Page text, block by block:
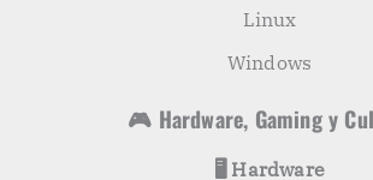
Linux
Windows
🎮 Hardware, Gaming y
🖥️ Hardware